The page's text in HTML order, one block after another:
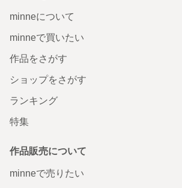
minneについて
minneで買いたい
作品をさがす
ショップをさがす
ランキング
特集
作品販売について
minneで売りたい